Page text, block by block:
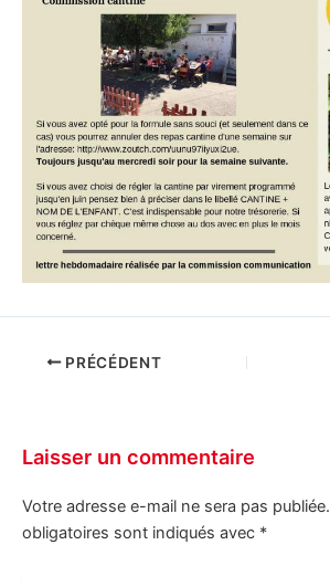
PRÉCÉDENT
Laisser un commentaire
Votre adresse e-mail ne sera pas publiée.
obligatoires sont indiqués avec *